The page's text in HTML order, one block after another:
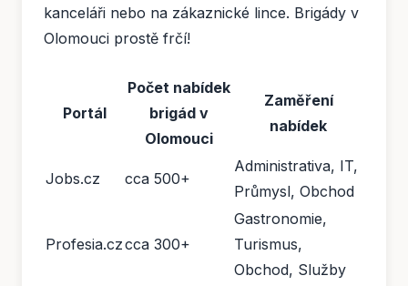
kanceláři nebo na zákaznické lince. Brigády v
Olomouci prostě frčí!
Portál
Počet nabídek
brigád v
Olomouci
Zaměření
nabídek
Jobs.cz cca 500+
Administrativa, IT,
Průmysl, Obchod
Profesia.czcca 300+
Gastronomie,
Turismus,
Obchod, Služby